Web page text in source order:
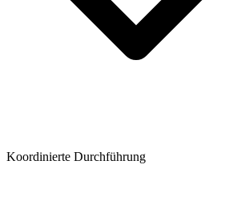
Koordinierte Durchführung